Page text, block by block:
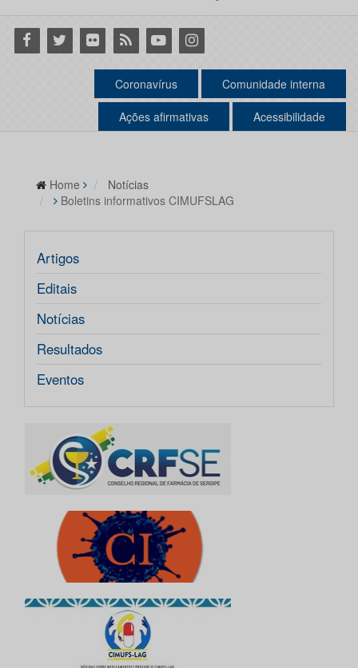
Facebook
Twitter Flickr RSS YoutubeInstagram
Coronavírus Comunidade interna
Ações afirmativas Acessibilidade
Home
Notícias
Boletins informativos CIMUFSLAG
Artigos
Editais
Notícias
Resultados
Eventos